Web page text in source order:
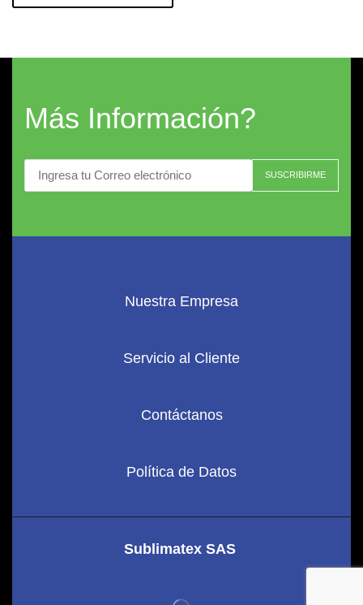
Más Información?
Nuestra Empresa
Servicio al Cliente
Contáctanos
Política de Datos
Sublimatex SAS